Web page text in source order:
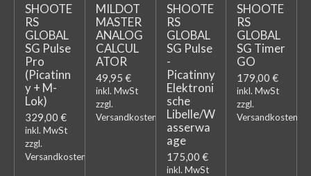
SHOOTE
RS
GLOBAL
SG Pulse
Pro
(Picatinn
y + M-
Lok)
329,00 €
inkl. MwSt
zzgl.
Versandkosten
MILDOT
MASTER
ANALOG
CALCUL
ATOR
49,95 €
inkl. MwSt
zzgl.
Versandkosten
SHOOTE
RS
GLOBAL
SG Pulse
-
Picatinny
Elektroni
sche
Libelle/W
asserwa
age
175,00 €
inkl. MwSt
SHOOTE
RS
GLOBAL
SG Timer
GO
179,00 €
inkl. MwSt
zzgl.
Versandkosten